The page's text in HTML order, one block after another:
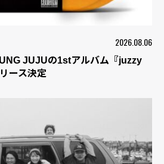
2026.08.06
JUJUの1stアルバム『juzzy
ース決定